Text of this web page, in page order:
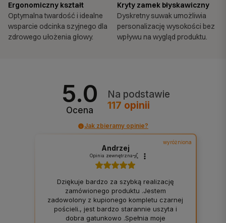
Ergonomiczny kształt
Optymalna twardość i idealne
wsparcie odcinka szyjnego dla
zdrowego ułożenia głowy.
Kryty zamek błyskawiczny
Dyskretny suwak umożliwia
personalizację wysokości bez
wpływu na wygląd produktu.
5.0
Ocena
Na podstawie
117 opinii
Jak zbieramy opinie?
wyróżniona
Andrzej
Opinia zewnętrzna
Dziękuje bardzo za szybką realizację
zamówionego produktu .Jestem
zadowolony z kupionego kompletu czarnej
pościeli., jest bardzo starannie uszyta i
dobra gatunkowo .Spełnia moje